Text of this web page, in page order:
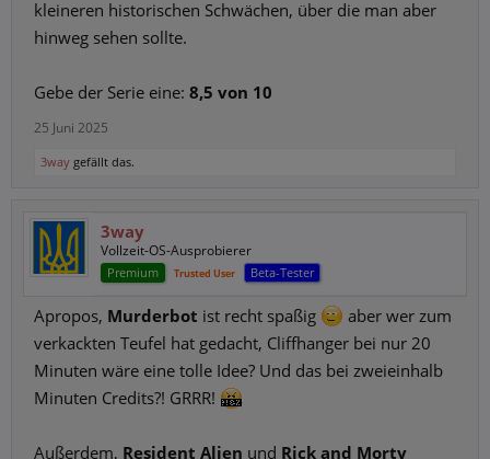
kleineren historischen Schwächen, über die man aber
hinweg sehen sollte.
Gebe der Serie eine: 8,5 von 10
25 Juni 2025
3way gefällt das.
3way
Vollzeit-OS-Ausprobierer
Premium Trusted User Beta-Tester
Apropos, Murderbot ist recht spaßig
aber wer zum
verkackten Teufel hat gedacht, Cliffhanger bei nur 20
Minuten wäre eine tolle Idee? Und das bei zweieinhalb
Minuten Credits?! GRRR!
Außerdem, Resident Alien und Rick and Morty